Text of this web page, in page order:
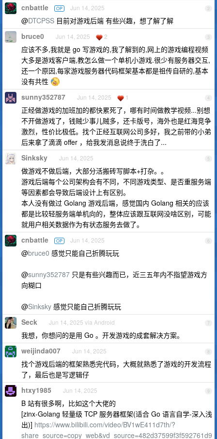
2
cnbattle OP Jun 14, 2025
@DTCPSS 目前对游戏后端 有些兴趣，想了解了解
3
bruce0 Jun 14, 2025 2
应该不多,我就是 go 写游戏的,我了解到的,网上的游戏编程视频
大多是游戏客户端,教怎么做一个单机小游戏.很少有服务器交互,
还一个原因,每家游戏服务器代码框架基本都是祖传自研的,基本
没有共性
4
sunny352787 Jun 14, 2025 1
正经做游戏的加班加的都快累死了，哪有时间做教学视频...别想
不开做游戏了，钱贼少事儿贼多，还卡版号，海外也是红海竞争
激烈，性价比极低。找个正经互联网公司多好，我之前带的小弟
后来拿了滴滴 offer ，给我发消息说终于洗白了...
5
Sinksky Jun 14, 2025
做游戏不做后端，大部分活搬砖写脚本+打杂。。
游戏后端每个公司架构会有不同，不同游戏类型、是否重服务端
等因素都会导致后端设计上有区别。
本人没有做过 Golang 游戏后端，感觉国内 Golang 相关的应该
都是比较轻服务端单机向的，整体应该跟互联网没啥区别，可能
就用户相关数据作为有状态服务去做了。
6
cnbattle OP Jun 14, 2025
@bruce0 感觉只能自己折腾玩玩
@sunny352787 只是有些兴趣而已，近三五年内不指望游戏方
向糊口
@Sinksky 感觉只能自己折腾玩玩
7
Seck Jun 14, 2025 via Android
我想，你想问的是用 Go 。开发游戏的成套解决方案。
8
weijinda007 Jun 14, 2025
找个游戏后端的框架熟悉完代码，大概就熟悉了游戏的开发流程
了，最后也是写逻辑仔
9
htxy1985 Jun 14, 2025
B 站有很多啊，比如这个大佬的
[zinx-Golang 轻量级 TCP 服务器框架(适合 Go 语言自学-深入浅
出)] https://www.bilibili.com/video/BV1wE411d7th/?
share_source=copy_web&vd_source=482d37599f3f592761d9